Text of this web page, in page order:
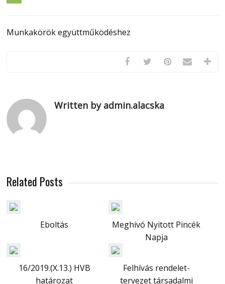
Munkakörök együttműködéshez
Written by admin.alacska
Related Posts
Eboltás
Meghívó Nyitott Pincék
Napja
16/2019.(X.13.) HVB
határozat
Felhívás rendelet-
tervezet társadalmi